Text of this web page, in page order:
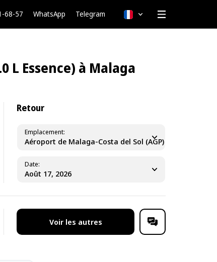
68-57 WhatsApp Telegram Français
Essence) à Malaga
Retour
Aéroport de Malaga-Costa del Sol (AGP)
Emplacement
Date
Voir les autres